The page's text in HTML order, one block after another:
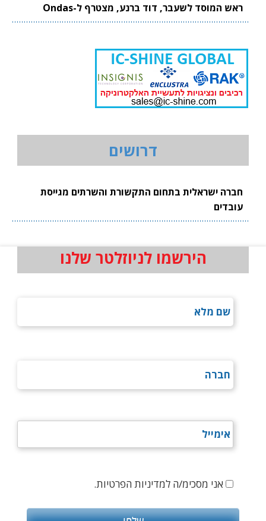
ראש המוסד לשעבר, דוד ברנע, מצטרף ל-Ondas
דרושים
חברה ישראלית בתחום התקשורת והשרתים מגייסת
עובדים
הירשמו לניוזלטר שלנו
אני מסכימ/ה למדיניות הפרטיות.